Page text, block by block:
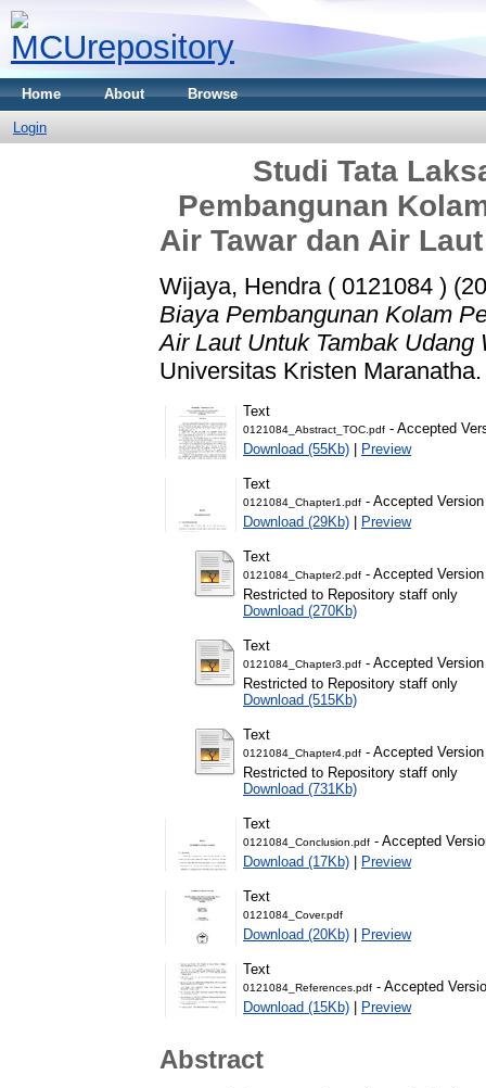
Home About Browse
Login
Studi Tata
Pembangunan
Air Tawar dan Air
Wijaya, Hendra ( 0121084 )
Biaya Pembangunan Kolam
Air Laut Untuk Tambak Udang
Universitas Kristen Maranatha.
Text
0121084_Abstract_TOC.pdf - Accepted
Download (55Kb) | Preview
Text
0121084_Chapter1.pdf - Accepted Version
Download (29Kb) | Preview
Text
0121084_Chapter2.pdf - Accepted Version
Restricted to Repository staff only
Download (270Kb)
Text
0121084_Chapter3.pdf - Accepted Version
Restricted to Repository staff only
Download (515Kb)
Text
0121084_Chapter4.pdf - Accepted Version
Restricted to Repository staff only
Download (731Kb)
Text
0121084_Conclusion.pdf - Accepted
Download (17Kb) | Preview
Text
0121084_Cover.pdf
Download (20Kb) | Preview
Text
0121084_References.pdf - Accepted
Download (15Kb) | Preview
Abstract